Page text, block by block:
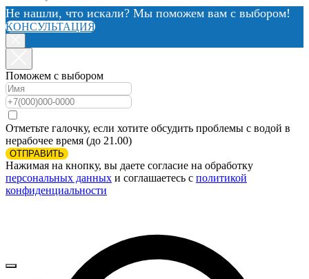
Не нашли, что искали? Мы поможем вам с выбором!
КОНСУЛЬТАЦИЯ
Поможем с выбором
Отметьте галочку, если хотите обсудить проблемы с водой в
нерабочее время (до 21.00)
ОТПРАВИТЬ
Нажимая на кнопку, вы даете согласие на обработку
персональных данных и соглашаетесь c политикой
конфиденциальности